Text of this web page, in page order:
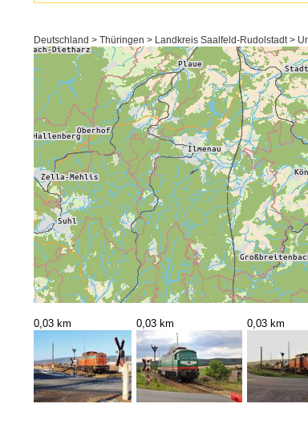
Deutschland > Thüringen > Landkreis Saalfeld-Rudolstadt >
0,03 km 0,03 km 0,03 km